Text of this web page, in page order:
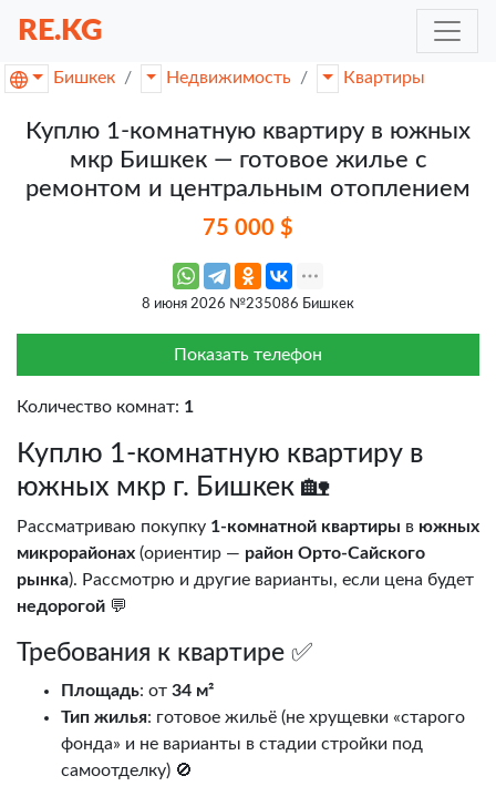
RE.KG
Бишкек Недвижимость Квартиры
Куплю 1-комнатную квартиру в южных
мкр Бишкек — готовое жилье с
ремонтом и центральным отоплением
75 000 $
8 июня 2026 №235086 Бишкек
Показать телефон
Количество комнат: 1
Куплю 1-комнатную квартиру в
южных мкр г. Бишкек 🏡
Рассматриваю покупку 1-комнатной квартиры в южных
микрорайонах (ориентир — район Орто-Сайского
рынка). Рассмотрю и другие варианты, если цена будет
недорогой 💬
Требования к квартире ✅
Площадь: от 34 м²
Тип жилья: готовое жильё (не хрущевки «старого
фонда» и не варианты в стадии стройки под
самоотделку) 🚫